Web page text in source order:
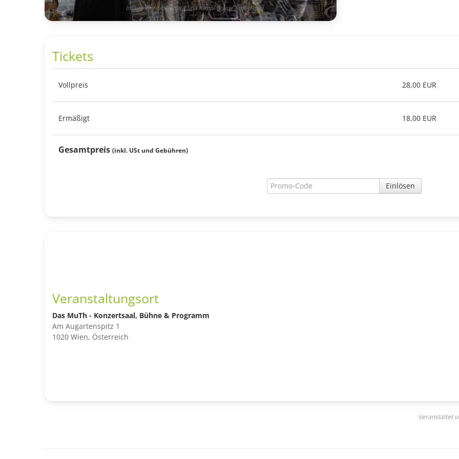
Image Credit: Ronja-Elina Kappl & Ivar Smedstad
Tickets
Vollpreis 28,00 EUR
Ermäßigt 18,00 EUR
Gesamtpreis (inkl. USt und Gebühren)
Einlösen
Veranstaltungsort
Das MuTh - Konzertsaal, Bühne & Programm
Am Augartenspitz 1
1020 Wien, Österreich
Veranstaltet